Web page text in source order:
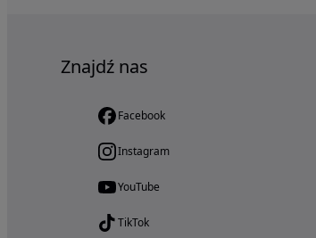
Znajdź nas
Facebook
Instagram
YouTube
TikTok